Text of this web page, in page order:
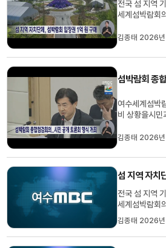
전국 섬 지역
세계섬박람회
번 결정은여수
민국 섬의 생
공감대에서
김종태 2026
여수세계섬박
비 상황을시민
실에서섬 박람
고박람회 준비
했습니다여수
방식에서 벗
김종태 2026
전국 섬 지역
세계섬박람회
원 상당의 입
번 결정은여수
장 협의회에서
김종태 2026